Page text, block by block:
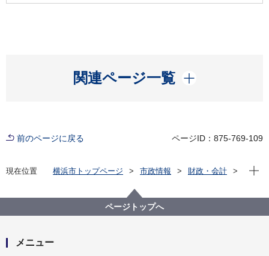
関連ページ一覧
開く
前のページに戻る ページID：875-769-109
現在位置 横浜市トップページ 市政情報
財政・会計
市税、国民健康保険料などの納付
現在
ページトップへ
メニュー